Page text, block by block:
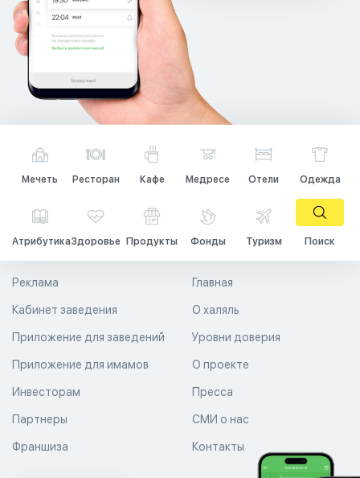
Мечеть Ресторан Кафе Медресе Отели Одежда
АтрибутикаЗдоровье Продукты Фонды Туризм Поиск
Главная
О халяль
Уровни доверия
Реклама
Кабинет заведения
Приложение для заведений
Приложение для имамов О проекте
Пресса
СМИ о нас
Контакты
Инвесторам
Партнеры
Франшиза